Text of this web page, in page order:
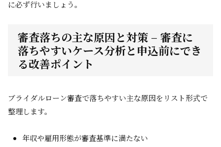
に必ず行いましょう。
審査落ちの主な原因と対策 – 審査に
落ちやすいケース分析と申込前にでき
る改善ポイント
ブライダルローン審査で落ちやすい主な原因をリスト形式で
整理します。
年収や雇用形態が審査基準に満たない